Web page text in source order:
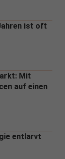
ist oft
Mit
auf einen
entlarvt